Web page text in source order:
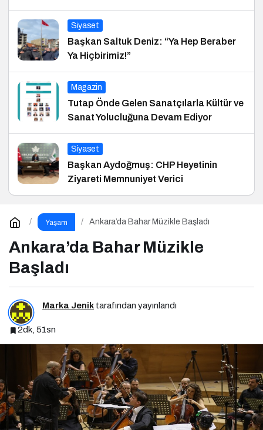
Siyaset
Başkan Saltuk Deniz: “Ya Hep Beraber
Ya Hiçbirimiz!”
Magazin
Tutap Önde Gelen Sanatçılarla Kültür ve
Sanat Yolucluğuna Devam Ediyor
Siyaset
Başkan Aydoğmuş: CHP Heyetinin
Ziyareti Memnuniyet Verici
Yaşam Ankara’da Bahar Müzikle Başladı
Ankara’da Bahar Müzikle
Başladı
Marka Jenik tarafından yayınlandı
2dk, 51sn